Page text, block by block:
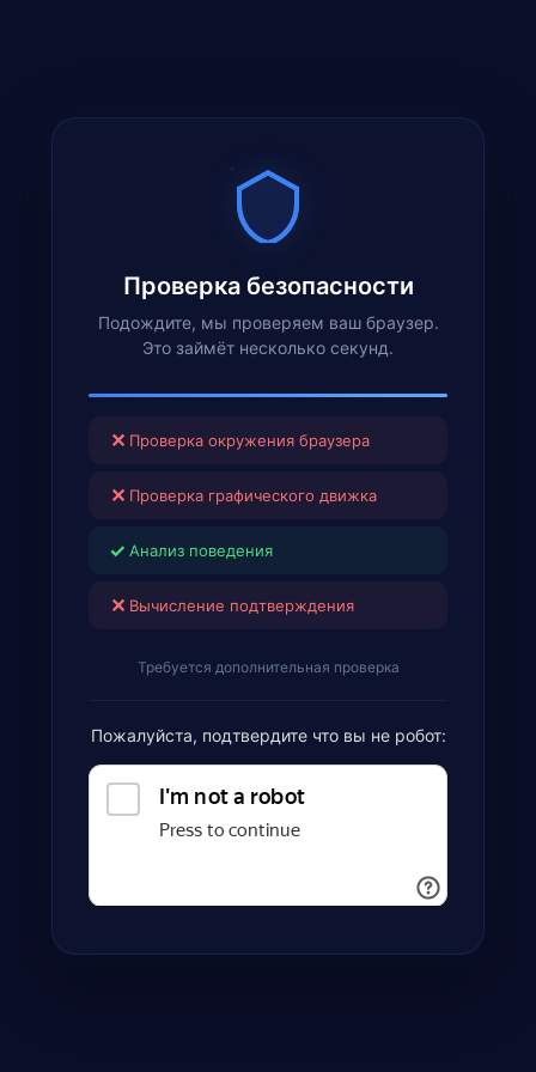
Проверка безопасности
Подождите, мы проверяем ваш браузер.
Это займёт несколько секунд.
✕ Проверка окружения браузера
✕ Проверка графического движка
✓ Анализ поведения
✕ Вычисление подтверждения
Требуется дополнительная проверка
Пожалуйста, подтвердите что вы не робот: